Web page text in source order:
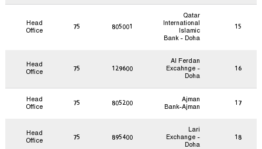
15
Qatar
International
Islamic
Bank - Doha
805001
75
Head
Office
16
Al Ferdan
Excahnge -
Doha
129600
75
Head
Office
17
Ajman
Bank-Ajman
805200
75
Head
Office
18
Lari
Exchange -
Doha
895400
75
Head
Office